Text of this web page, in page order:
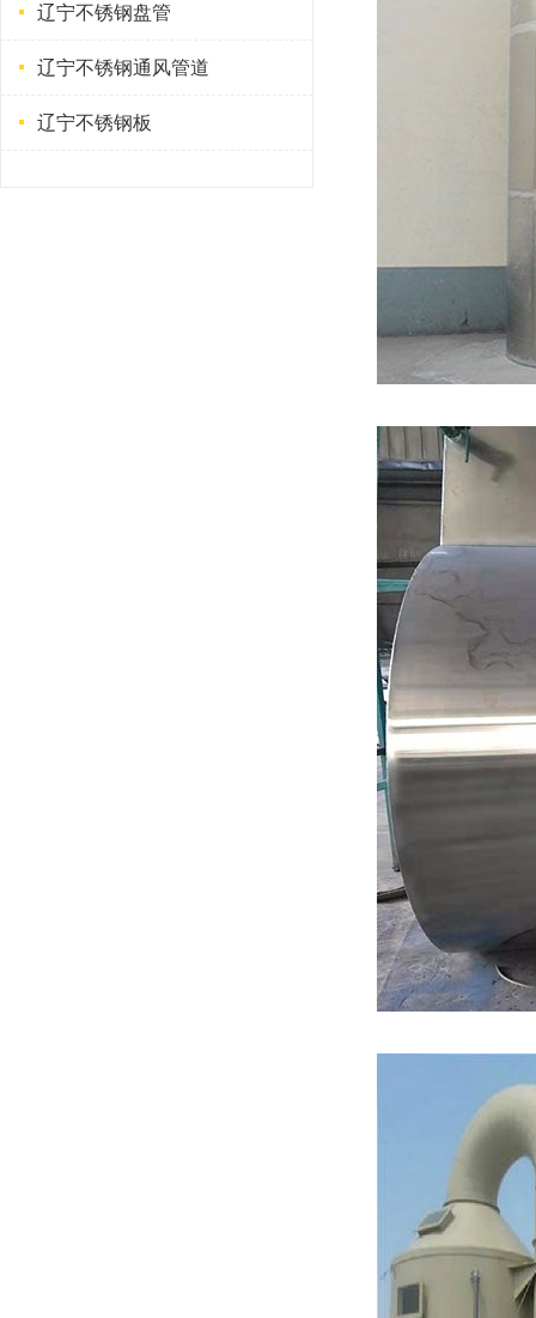
辽宁不锈钢盘管
辽宁不锈钢通风管道
辽宁不锈钢板